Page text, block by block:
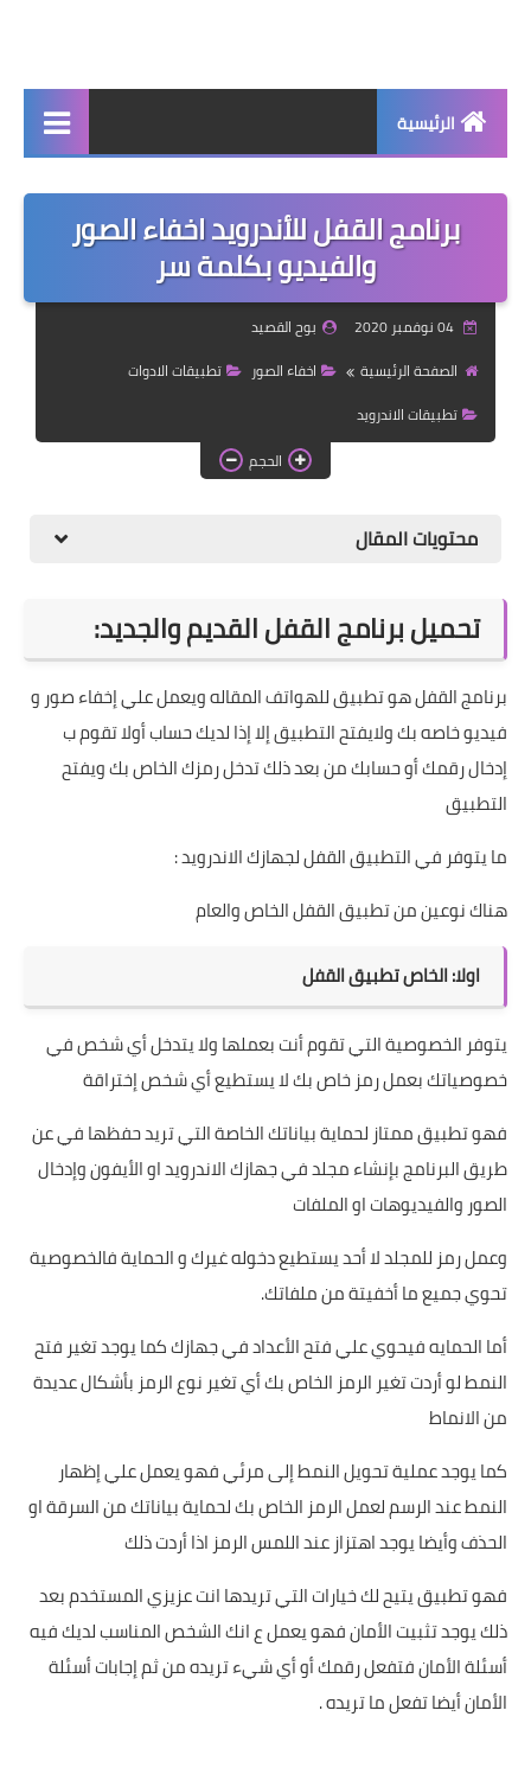
الرئيسية
برامج اساسية
شروحات تقنية
برامج اندرويد
برنامج القفل للأندرويد اخفاء الصور
والفيديو بكلمة سر
04 نوفمبر 2020
بوح القصيد
الصفحة الرئيسية
اخفاء الصور
تطبيقات الادوات
تطبيقات الاندرويد
الحجم
محتويات المقال
تحميل برنامج القفل القديم والجديد:
برنامج القفل هو تطبيق للهواتف المقاله ويعمل علي إخفاء صور و
فيديو خاصه بك ولايفتح التطبيق إلا إذا لديك حساب أولا تقوم ب
إدخال رقمك أو حسابك من بعد ذلك تدخل رمزك الخاص بك ويفتح
التطبيق
ما يتوفر في التطبيق القفل لجهازك الاندرويد :
هناك نوعين من تطبيق القفل الخاص والعام
اولا: الخاص تطبيق القفل
يتوفر الخصوصية التي تقوم أنت بعملها ولا يتدخل أي شخص في
خصوصياتك بعمل رمز خاص بك لا يستطيع أي شخص إختراقة
فهو تطبيق ممتاز لحماية بياناتك الخاصة التي تريد حفظها في عن
طريق البرنامج بإنشاء مجلد في جهازك الاندرويد او الأيفون وإدخال
الصور والفيديوهات او الملفات
وعمل رمز للمجلد لا أحد يستطيع دخوله غيرك و الحماية فالخصوصية
تحوي جميع ما أخفيتة من ملفاتك.
أما الحمايه فيحوي علي فتح الأعداد في جهازك كما يوجد تغير فتح
النمط لو أردت تغير الرمز الخاص بك أي تغير نوع الرمز بأشكال عديدة
من الانماط
كما يوجد عملية تحويل النمط إلى مرئي فهو يعمل علي إظهار
النمط عند الرسم لعمل الرمز الخاص بك لحماية بياناتك من السرقة او
الحذف وأيضا يوجد اهتزاز عند اللمس الرمز اذا أردت ذلك
فهو تطبيق يتيح لك خيارات التي تريدها انت عزيزي المستخدم بعد
ذلك يوجد تثبيت الأمان فهو يعمل ع انك الشخص المناسب لديك فيه
أسئلة الأمان فتفعل رقمك أو أي شيء تريده من ثم إجابات أسئلة
الأمان أيضا تفعل ما تريده .